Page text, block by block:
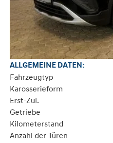
ALLGEMEINE DATEN:
Fahrzeugtyp
Karosserieform
Erst-Zul.
Getriebe
Kilometerstand
Anzahl der Türen